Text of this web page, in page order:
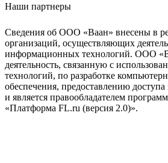
Наши партнеры
Сведения об ООО «Ваан» внесены в
организаций, осуществляющих
информационных технологий. ООО
деятельность, связанную с
технологий, по разработке
обеспечения, предоставлению
и является правообладателем
«Платформа FL.ru (версия 2.0)».